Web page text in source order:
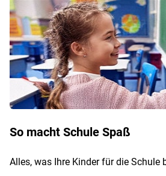
So macht Schule Spaß
Alles, was Ihre Kinder für die Schule